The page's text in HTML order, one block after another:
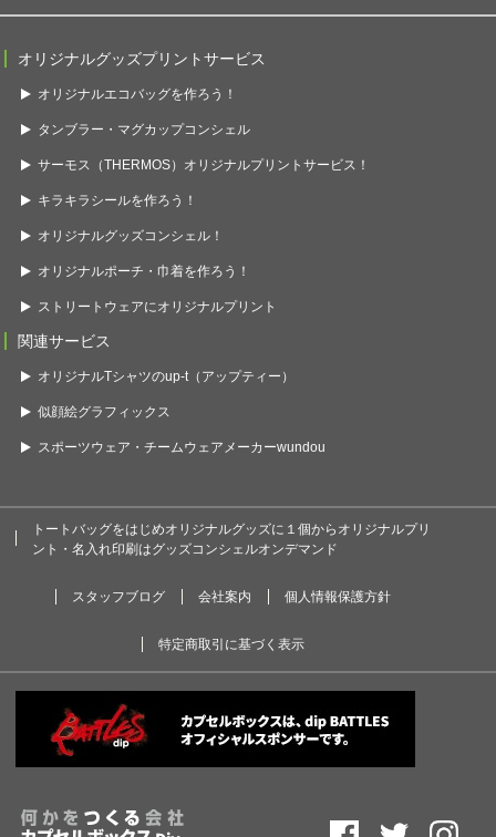
オリジナルグッズプリントサービス
オリジナルエコバッグを作ろう！
タンブラー・マグカップコンシェル
サーモス（THERMOS）オリジナルプリントサービス！
キラキラシールを作ろう！
オリジナルグッズコンシェル！
オリジナルポーチ・巾着を作ろう！
ストリートウェアにオリジナルプリント
関連サービス
オリジナルTシャツのup-t（アップティー）
似顔絵グラフィックス
スポーツウェア・チームウェアメーカーwundou
トートバッグをはじめオリジナルグッズに１個からオリジナルプリ
ント・名入れ印刷はグッズコンシェルオンデマンド
スタッフブログ 会社案内 個人情報保護方針
特定商取引に基づく表示